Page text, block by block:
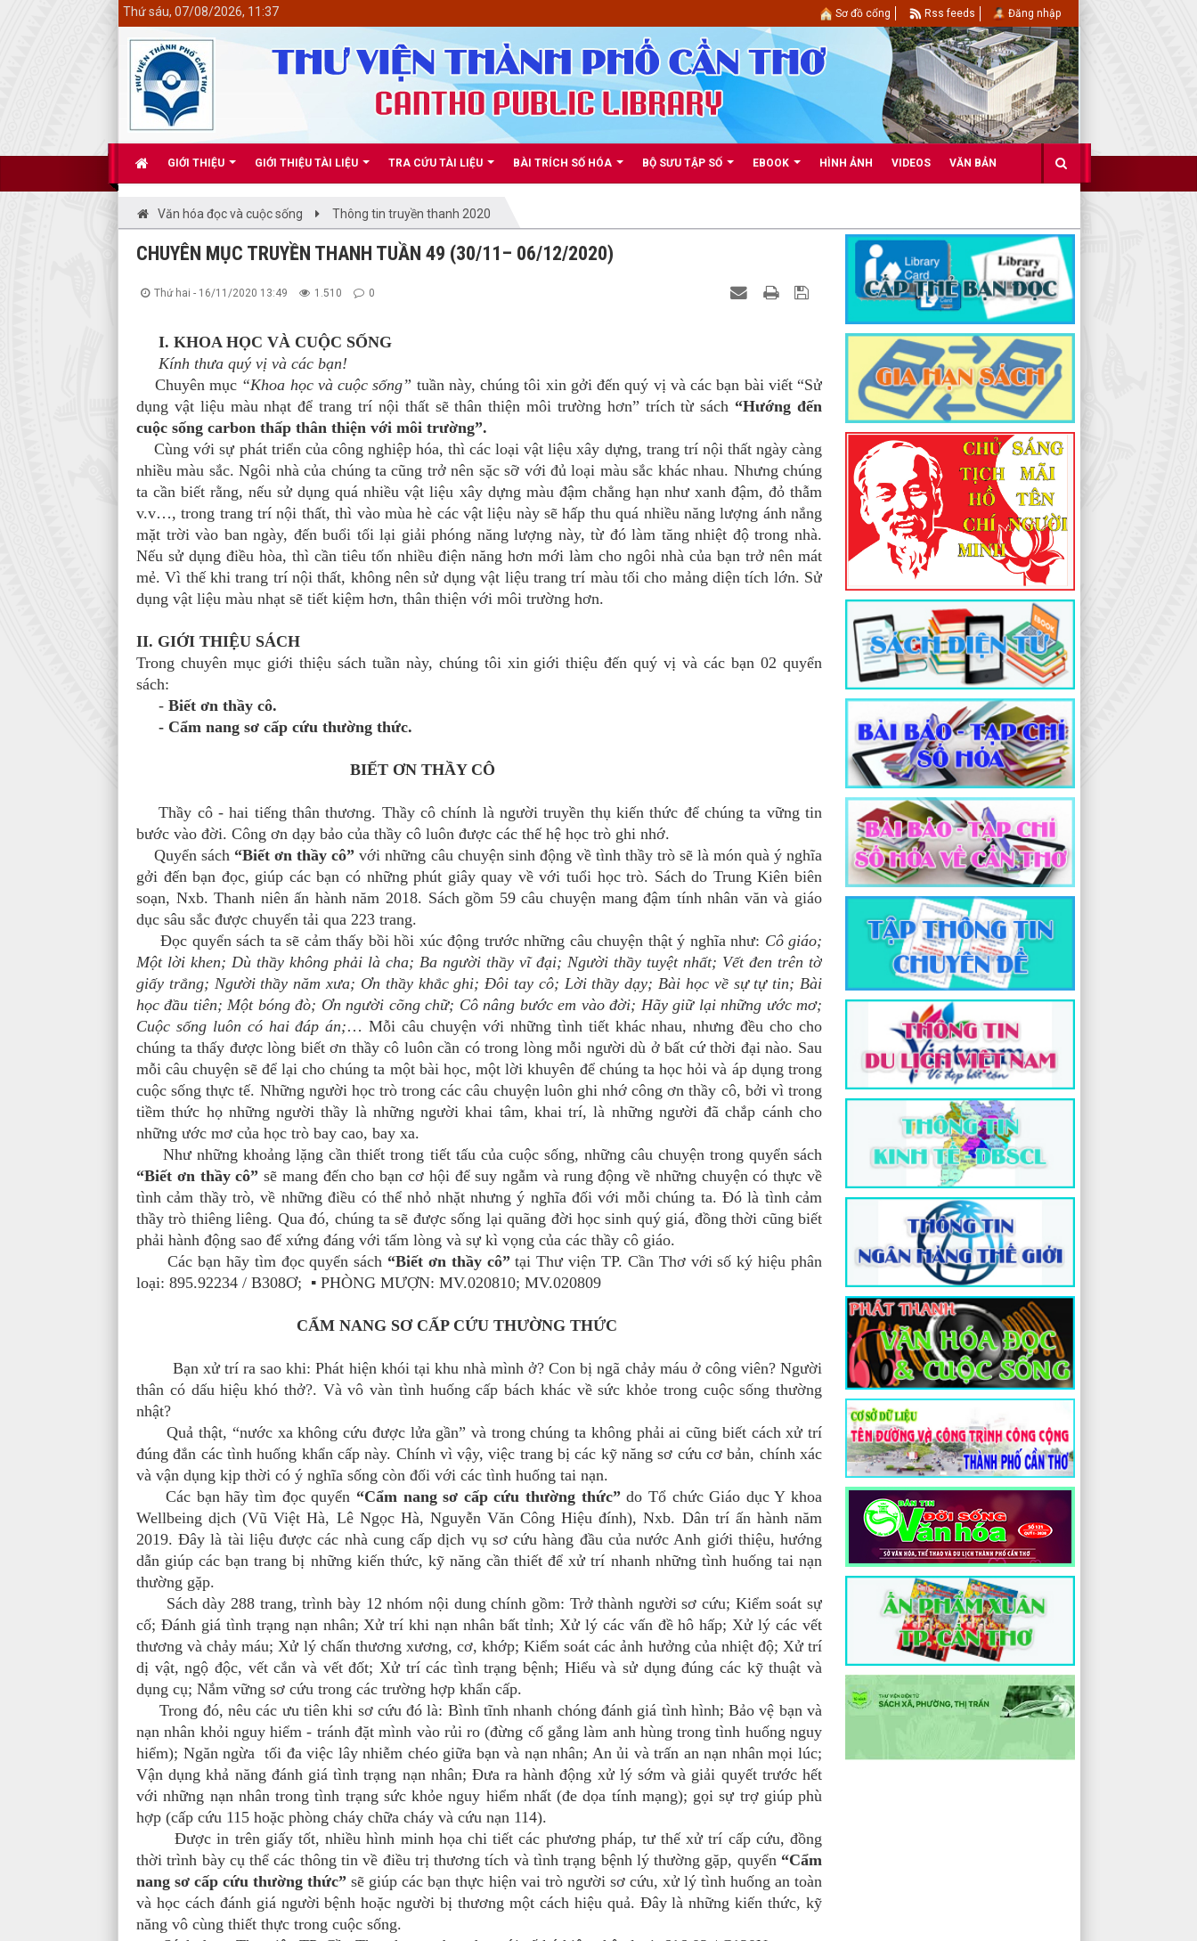
GIỚI THIỆU GIỚI THIỆU TÀI LIỆU TRA CỨU TÀI LIỆU BÀI TRÍCH SỐ HÓA BỘ SƯU TẬP SỐ EBOOK HÌNH ẢNH VIDEOS VĂN BẢN
Thứ sáu, 07/08/2026, 11:37 Sơ đồ cổng Rss feeds Đăng nhập
Văn hóa đọc và cuộc sống Thông tin truyền thanh 2020
CHUYÊN MỤC TRUYỀN THANH TUẦN 49 (30/11– 06/12/2020)
Thứ hai - 16/11/2020 13:49 1.510 0
I. KHOA HỌC VÀ CUỘC SỐNG
Kính thưa quý vị và các bạn!
Chuyên mục “Khoa học và cuộc sống” tuần này, chúng tôi xin gởi đến quý vị và các bạn bài viết “Sử
dụng vật liệu màu nhạt để trang trí nội thất sẽ thân thiện môi trường hơn” trích từ sách “Hướng đến
cuộc sống carbon thấp thân thiện với môi trường”.
Cùng với sự phát triển của công nghiệp hóa, thì các loại vật liệu xây dựng, trang trí nội thất ngày càng
nhiều màu sắc. Ngôi nhà của chúng ta cũng trở nên sặc sỡ với đủ loại màu sắc khác nhau. Nhưng chúng
ta cần biết rằng, nếu sử dụng quá nhiều vật liệu xây dựng màu đậm chẳng hạn như xanh đậm, đỏ thẫm
v.v…, trong trang trí nội thất, thì vào mùa hè các vật liệu này sẽ hấp thu quá nhiều năng lượng ánh nắng
mặt trời vào ban ngày, đến buổi tối lại giải phóng năng lượng này, từ đó làm tăng nhiệt độ trong nhà.
Nếu sử dụng điều hòa, thì cần tiêu tốn nhiều điện năng hơn mới làm cho ngôi nhà của bạn trở nên mát
mẻ. Vì thế khi trang trí nội thất, không nên sử dụng vật liệu trang trí màu tối cho mảng diện tích lớn. Sử
dụng vật liệu màu nhạt sẽ tiết kiệm hơn, thân thiện với môi trường hơn.
II. GIỚI THIỆU SÁCH
Trong chuyên mục giới thiệu sách tuần này, chúng tôi xin giới thiệu đến quý vị và các bạn 02 quyển
sách:
- Biết ơn thầy cô.
- Cẩm nang sơ cấp cứu thường thức.
BIẾT ƠN THẦY CÔ
Thầy cô - hai tiếng thân thương. Thầy cô chính là người truyền thụ kiến thức để chúng ta vững tin
bước vào đời. Công ơn dạy bảo của thầy cô luôn được các thế hệ học trò ghi nhớ.
Quyển sách “Biết ơn thầy cô”với những câu chuyện sinh động về tình thầy trò sẽ là món quà ý nghĩa
gởi đến bạn đọc, giúp các bạn có những phút giây quay về với tuổi học trò. Sách do Trung Kiên biên
soạn, Nxb. Thanh niên ấn hành năm 2018. Sách gồm 59 câu chuyện mang đậm tính nhân văn và giáo
dục sâu sắc được chuyển tải qua 223 trang.
Đọc quyển sách ta sẽ cảm thấy bồi hồi xúc động trước những câu chuyện thật ý nghĩa như: Cô giáo;
Một lời khen; Dù thầy không phải là cha; Ba người thầy vĩ đại; Người thầy tuyệt nhất; Vết đen trên tờ
giấy trắng; Người thầy năm xưa; Ơn thầy khắc ghi; Đôi tay cô; Lời thầy dạy; Bài học về sự tự tin; Bài
học đầu tiên; Một bóng đò; Ơn người cõng chữ; Cô nâng bước em vào đời; Hãy giữ lại những ước mơ;
Cuộc sống luôn có hai đáp án;… Mỗi câu chuyện với những tình tiết khác nhau, nhưng đều cho cho
chúng ta thấy được lòng biết ơn thầy cô luôn cần có trong lòng mỗi người dù ở bất cứ thời đại nào. Sau
mỗi câu chuyện sẽ để lại cho chúng ta một bài học, một lời khuyên để chúng ta học hỏi và áp dụng trong
cuộc sống thực tế. Những người học trò trong các câu chuyện luôn ghi nhớ công ơn thầy cô, bởi vì trong
tiềm thức họ những người thầy là những người khai tâm, khai trí, là những người đã chắp cánh cho
những ước mơ của học trò bay cao, bay xa.
Như những khoảng lặng cần thiết trong tiết tấu của cuộc sống, những câu chuyện trong quyển sách
“Biết ơn thầy cô”sẽ mang đến cho bạn cơ hội để suy ngẫm và rung động về những chuyện có thực về
tình cảm thầy trò, về những điều có thể nhỏ nhặt nhưng ý nghĩa đối với mỗi chúng ta. Đó là tình cảm
thầy trò thiêng liêng. Qua đó, chúng ta sẽ được sống lại quãng đời học sinh quý giá, đồng thời cũng biết
phải hành động sao để xứng đáng với tấm lòng và sự kì vọng của các thầy cô giáo.
Các bạn hãy tìm đọc quyển sách “Biết ơn thầy cô”tại Thư viện TP. Cần Thơ với số ký hiệu phân
loại: 895.92234 / B308Ơ; ▪ PHÒNG MƯỢN: MV.020810; MV.020809
CẨM NANG SƠ CẤP CỨU THƯỜNG THỨC
Bạn xử trí ra sao khi: Phát hiện khói tại khu nhà mình ở? Con bị ngã chảy máu ở công viên? Người
thân có dấu hiệu khó thở?. Và vô vàn tình huống cấp bách khác về sức khỏe trong cuộc sống thường
nhật?
Quả thật, “nước xa không cứu được lửa gần” và trong chúng ta không phải ai cũng biết cách xử trí
đúng đắn các tình huống khẩn cấp này. Chính vì vậy, việc trang bị các kỹ năng sơ cứu cơ bản, chính xác
và vận dụng kịp thời có ý nghĩa sống còn đối với các tình huống tai nạn.
Các bạn hãy tìm đọc quyển “Cẩm nang sơ cấp cứu thường thức”do Tổ chức Giáo dục Y khoa
Wellbeing dịch (Vũ Việt Hà, Lê Ngọc Hà, Nguyễn Văn Công Hiệu đính), Nxb. Dân trí ấn hành năm
2019. Đây là tài liệu được các nhà cung cấp dịch vụ sơ cứu hàng đầu của nước Anh giới thiệu, hướng
dẫn giúp các bạn trang bị những kiến thức, kỹ năng cần thiết để xử trí nhanh những tình huống tai nạn
thường gặp.
Sách dày 288 trang, trình bày 12 nhóm nội dung chính gồm: Trở thành người sơ cứu; Kiểm soát sự
cố; Đánh giá tình trạng nạn nhân; Xử trí khi nạn nhân bất tỉnh; Xử lý các vấn đề hô hấp; Xử lý các vết
thương và chảy máu; Xử lý chấn thương xương, cơ, khớp; Kiểm soát các ảnh hưởng của nhiệt độ; Xử trí
dị vật, ngộ độc, vết cắn và vết đốt; Xử trí các tình trạng bệnh; Hiểu và sử dụng đúng các kỹ thuật và
dụng cụ; Nắm vững sơ cứu trong các trường hợp khẩn cấp.
Trong đó, nêu các ưu tiên khi sơ cứu đó là: Bình tĩnh nhanh chóng đánh giá tình hình; Bảo vệ bạn và
nạn nhân khỏi nguy hiểm - tránh đặt mình vào rủi ro (đừng cố gắng làm anh hùng trong tình huống nguy
hiểm); Ngăn ngừa tối đa việc lây nhiễm chéo giữa bạn và nạn nhân; An ủi và trấn an nạn nhân mọi lúc;
Vận dụng khả năng đánh giá tình trạng nạn nhân; Đưa ra hành động xử lý sớm và giải quyết trước hết
với những nạn nhân trong tình trạng sức khỏe nguy hiểm nhất (đe dọa tính mạng); gọi sự trợ giúp phù
hợp (cấp cứu 115 hoặc phòng cháy chữa cháy và cứu nạn 114).
Được in trên giấy tốt, nhiều hình minh họa chi tiết các phương pháp, tư thế xử trí cấp cứu, đồng
thời trình bày cụ thể các thông tin về điều trị thương tích và tình trạng bệnh lý thường gặp, quyển “Cẩm
nang sơ cấp cứu thường thức”sẽ giúp các bạn thực hiện vai trò người sơ cứu, xử lý tình huống an toàn
và học cách đánh giá người bệnh hoặc người bị thương một cách hiệu quả. Đây là những kiến thức, kỹ
năng vô cùng thiết thực trong cuộc sống.